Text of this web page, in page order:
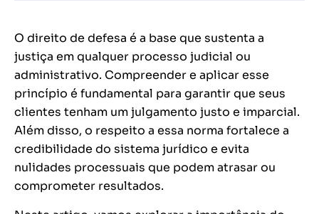
O direito de defesa é a base que sustenta a
justiça em qualquer processo judicial ou
administrativo. Compreender e aplicar esse
princípio é fundamental para garantir que seus
clientes tenham um julgamento justo e imparcial.
Além disso, o respeito a essa norma fortalece a
credibilidade do sistema jurídico e evita
nulidades processuais que podem atrasar ou
comprometer resultados.